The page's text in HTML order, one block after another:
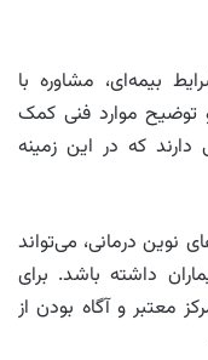
بیمه‌ای، مشاوره با
توضیح موارد فنی کمک
دارند که در این زمینه
نوین درمانی، می‌تواند
داشته باشد. برای
معتبر و آگاه بودن از